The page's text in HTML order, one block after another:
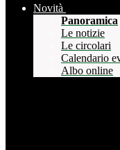
Novità
Panoramica
Le notizie
Le circolari
Calendario
Albo online